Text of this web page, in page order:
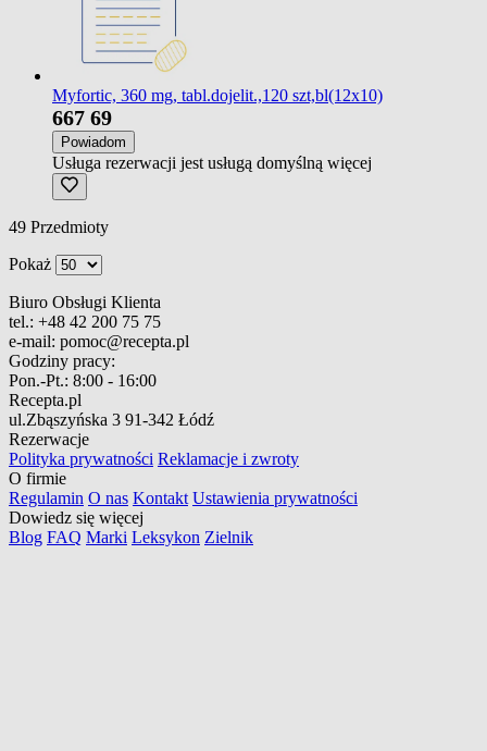
Myfortic, 360 mg, tabl.dojelit.,120 szt,bl(12x10)
667 69
Powiadom
Usługa rezerwacji jest usługą domyślną więcej
49 Przedmioty
Pokaż
Biuro Obsługi Klienta
tel.: +48 42 200 75 75
e-mail: pomoc@recepta.pl
Godziny pracy:
Pon.-Pt.: 8:00 - 16:00
Recepta.pl
ul.Zbąszyńska 3 91-342 Łódź
Rezerwacje
Polityka prywatności Reklamacje i zwroty
O firmie
Regulamin O nas Kontakt Ustawienia prywatności
Dowiedz się więcej
Blog FAQ Marki Leksykon Zielnik